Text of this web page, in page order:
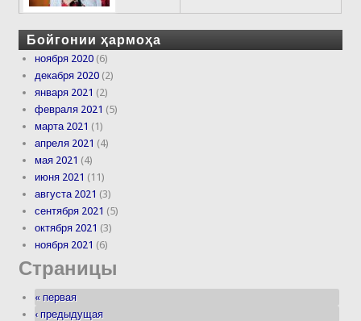
Бойгонии ҳармоҳа
ноября 2020 (6)
декабря 2020 (2)
января 2021 (2)
февраля 2021 (5)
марта 2021 (1)
апреля 2021 (4)
мая 2021 (4)
июня 2021 (11)
августа 2021 (3)
сентября 2021 (5)
октября 2021 (3)
ноября 2021 (6)
Страницы
« первая
‹ предыдущая